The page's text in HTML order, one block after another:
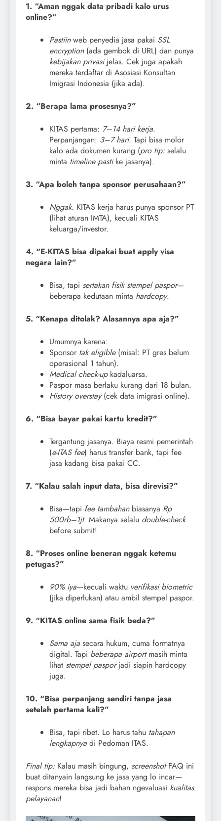
1. “Aman nggak data pribadi kalo urus
online?”
Pastiinweb penyedia jasa pakai SSL
encryption(ada gembok di URL) dan punya
kebijakan privasijelas. Cek juga apakah
mereka terdaftar di Asosiasi Konsultan
Imigrasi Indonesia (jika ada).
2. “Berapa lama prosesnya?”
KITAS pertama: 7–14 hari kerja.
Perpanjangan: 3–7 hari. Tapi bisa molor
kalo ada dokumen kurang (pro tip: selalu
minta timeline pastike jasanya).
3. “Apa boleh tanpa sponsor perusahaan?”
Nggak. KITAS kerja harus punya sponsor PT
(lihat aturan IMTA), kecuali KITAS
keluarga/investor.
4. “E-KITAS bisa dipakai buat apply visa
negara lain?”
Bisa, tapi sertakan fisik stempel paspor—
beberapa kedutaan minta hardcopy.
5. “Kenapa ditolak? Alasannya apa aja?”
Umumnya karena:
Sponsor tak eligible(misal: PT gres belum
operasional 1 tahun).
Medical check-upkadaluarsa.
Paspor masa berlaku kurang dari 18 bulan.
History overstay(cek data imigrasi online).
6. “Bisa bayar pakai kartu kredit?”
Tergantung jasanya. Biaya resmi pemerintah
(e-ITAS fee) harus transfer bank, tapi fee
jasa kadang bisa pakai CC.
7. “Kalau salah input data, bisa direvisi?”
Bisa—tapi fee tambahanbiasanya Rp
500rb–1jt. Makanya selalu double-check
before submit!
8. “Proses online beneran nggak ketemu
petugas?”
90% iya—kecuali waktu verifikasi biometric
(jika diperlukan) atau ambil stempel paspor.
9. “KITAS online sama fisik beda?”
Sama aja secara hukum, cuma formatnya
digital. Tapi beberapa airportmasih minta
lihat stempel pasporjadi siapin hardcopy
juga.
10. “Bisa perpanjang sendiri tanpa jasa
setelah pertama kali?”
Bisa, tapi ribet. Lo harus tahu tahapan
lengkapnya di Pedoman ITAS.
Final tip: Kalau masih bingung, screenshotFAQ ini
buat ditanyain langsung ke jasa yang lo incar—
respons mereka bisa jadi bahan ngevaluasi kualitas
pelayanan!